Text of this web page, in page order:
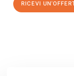
RICEVI